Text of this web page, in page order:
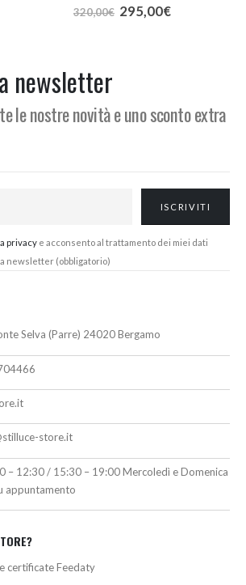
320,00€ Il
prezzo
295,00€Il
newsletter
le nostre novità e uno sconto extra
privacy e acconsento al trattamento dei miei dati
newsletter (obbligatorio)
Selva (Parre) 24020 Bergamo
store.it
– 12:30 / 15:30 – 19:00 Mercoledì e Domenica
appuntamento
certificate Feedaty